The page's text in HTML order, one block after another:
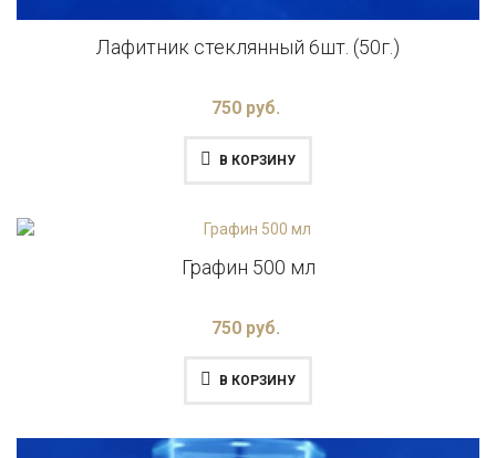
Лафитник стеклянный 6шт. (50г.)
750 руб.
В КОРЗИНУ
Графин 500 мл
750 руб.
В КОРЗИНУ